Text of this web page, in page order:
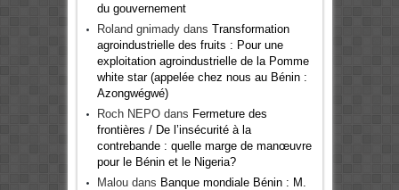
du gouvernement
Roland gnimadydans Transformation
agroindustrielle des fruits : Pour une
exploitation agroindustrielle de la Pomme
white star (appelée chez nous au Bénin :
Azongwégwé)
Roch NEPOdans Fermeture des
frontières / De l’insécurité à la
contrebande : quelle marge de manœuvre
pour le Bénin et le Nigeria?
Maloudans Banque mondiale Bénin : M.